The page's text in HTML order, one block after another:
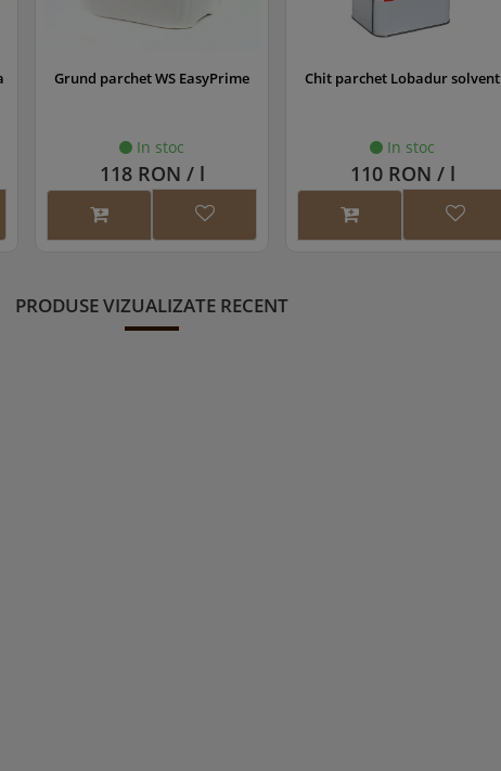
Chit parchet Lobadur solvent
In stoc
110 RON / l
Bait parchet ProColor, diverse
In stoc
271 RON / buc.
PRODUSE VIZUALIZATE RECENT